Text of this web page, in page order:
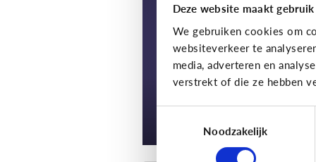
Deze website maakt
We gebruiken cookies om
websiteverkeer te
media, adverteren en
verstrekt of die ze hebben
Noodzakelijk